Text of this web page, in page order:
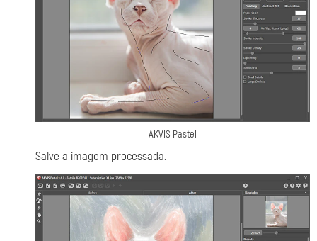
AKVIS Pastel
Salve a imagem processada.